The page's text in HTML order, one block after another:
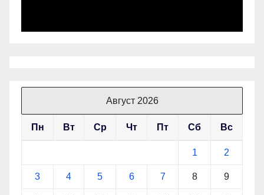
Август 2026
Пн Вт Ср Чт Пт Сб Вс
1 2
3 4 5 6 7 8 9